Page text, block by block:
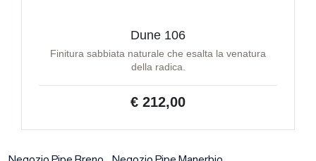
Dune 106
Finitura sabbiata naturale che esalta la venatura
della radica.
€ 212,00